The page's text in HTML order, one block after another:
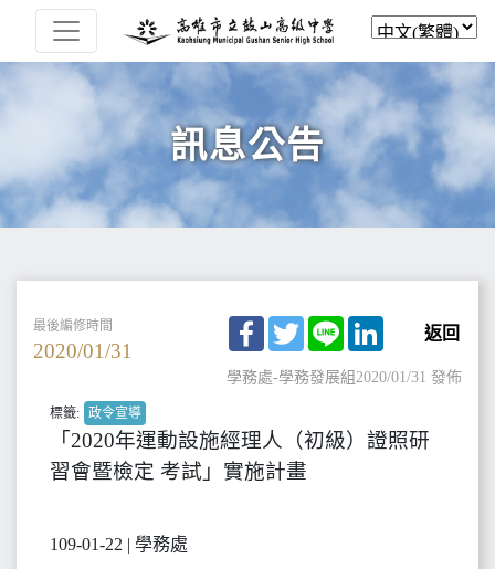
訊息公告
最後編修時間
2020/01/31
Facebook
TwitterLine LinkedIn
返回
學務處-學務發展組2020/01/31 發佈
標籤: 政令宣導
「2020年運動設施經理人（初級）證照研
習會暨檢定 考試」實施計畫
109-01-22 | 學務處